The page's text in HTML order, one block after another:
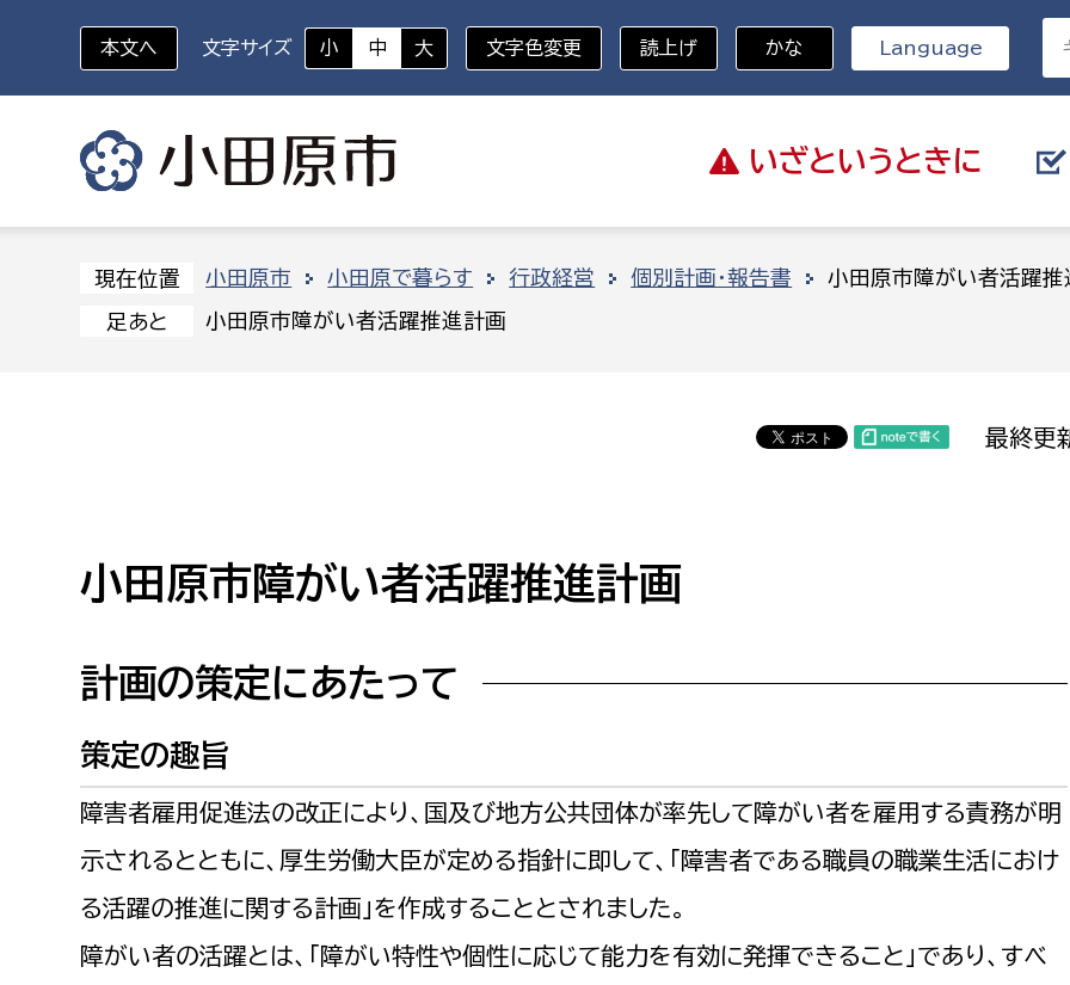
いざと いうときに
いざというときに
対象者を選択
高校生・大学生など
妊産婦
高齢者
傷病者
分野を選択
防災・安全
文化・生涯学習
組織から探す
部に属さない室 企画部
職員課
市民部
地域政策課
地域安全課
人権・男女共同参画課
防災部
生涯学習課
文化財課
小田原城総合管理事務
本文へ 文字サイズ 小 中 大 文字色変更 読上げ かな Language
現在位置 小田原市 小田原で暮らす 行政経営 個別計画・報告書 小田原市障がい者活躍推
足あと 小田原市障がい者活躍推進計画
最終更
小田原市障がい者活躍推進計画
計画の策定にあたって
策定の趣旨
障害者雇用促進法の改正により、国及び地方公共団体が率先して障がい者を雇用する責務が明
示されるとともに、厚生労働大臣が定める指針に即して、「障害者である職員の職業生活におけ
る活躍の推進に関する計画」を作成することとされました。
障がい者の活躍とは、「障がい特性や個性に応じて能力を有効に発揮できること」であり、すべ